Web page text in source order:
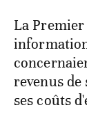
La Premier
revenus de
ses coûts